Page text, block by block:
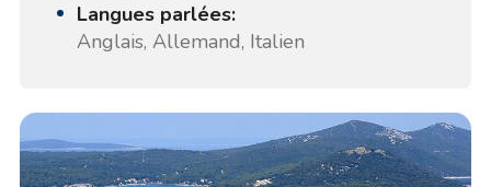
Langues parlées:
Anglais, Allemand, Italien